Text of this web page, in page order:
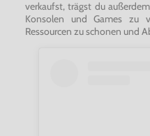
verkaufst, trägst du
Konsolen und Games zu
Ressourcen zu schonen und